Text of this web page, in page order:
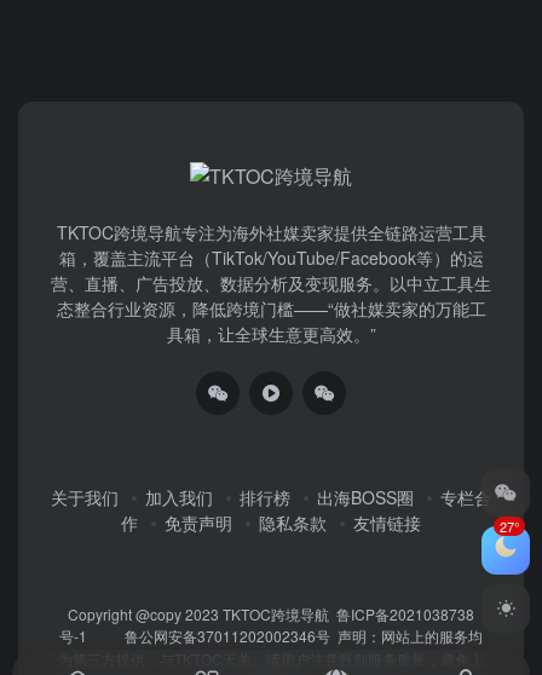
TKTOC跨境导航​专注为海外社媒卖家提供全链路运营工具
箱，覆盖主流平台（TikTok/YouTube/Facebook等）​的运
营、直播、广告投放、数据分析及变现服务。以中立工具生
态整合行业资源，降低跨境门槛——“做社媒卖家的万能工
具箱，让全球生意更高效。”
关于我们 加入我们 排行榜 出海BOSS圈
专栏合
作
免责声明 隐私条款 友情链接
Copyright @copy 2023 TKTOC跨境导航 鲁ICP备2021038738
号-1
鲁公网安备37011202002346号 声明：网站上的服务均
27°